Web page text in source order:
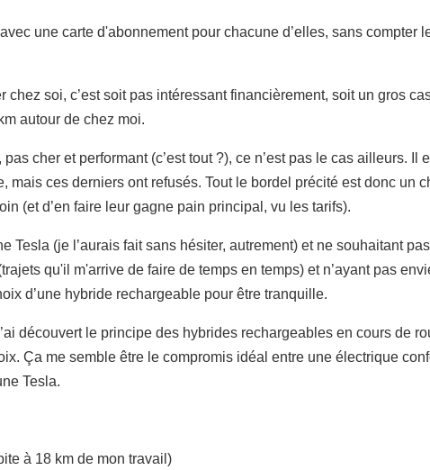
une carte d'abonnement pour chacune d’elles, sans compter
soi, c’est soit pas intéressant financièrement, soit un gros
autour de chez moi.
cher et performant (c’est tout ?), ce n’est pas le cas ailleurs. Il
mais ces derniers ont refusés. Tout le bordel précité est donc un
(et d’en faire leur gagne pain principal, vu les tarifs).
Tesla (je l’aurais fait sans hésiter, autrement) et ne souhaitant
qu'il m'arrive de faire de temps en temps) et n’ayant pas
d’une hybride rechargeable pour être tranquille.
découvert le principe des hybrides rechargeables en cours de
Ça me semble être le compromis idéal entre une électrique
Tesla.
à 18 km de mon travail)